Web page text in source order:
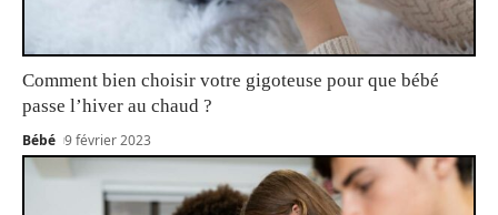
Comment bien choisir votre gigoteuse pour que bébé
passe l’hiver au chaud ?
Bébé 9 février 2023